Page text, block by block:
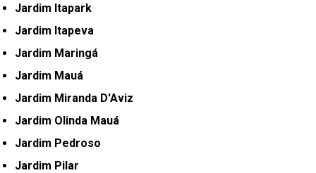
Jardim Itapark
Jardim Itapeva
Jardim Maringá
Jardim Mauá
Jardim Miranda D'Aviz
Jardim Olinda Mauá
Jardim Pedroso
Jardim Pilar